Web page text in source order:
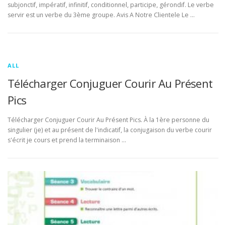
subjonctif, impératif, infinitif, conditionnel, participe, gérondif. Le verbe
servir est un verbe du 3ème groupe. Avis A Notre Clientele Le …
ALL
Télécharger Conjuguer Courir Au Présent
Pics
Télécharger Conjuguer Courir Au Présent Pics. À la 1ère personne du
singulier (je) et au présent de l'indicatif, la conjugaison du verbe courir
s'écrit je cours et prend la terminaison …